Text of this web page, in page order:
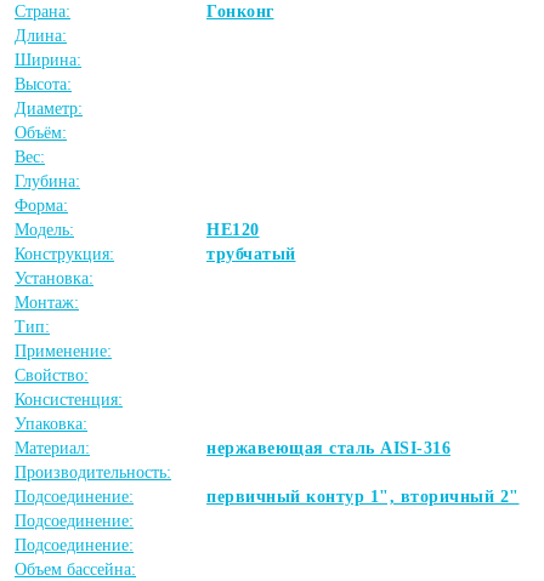
Страна:
Гонконг
Длина:
Ширина:
Высота:
Диаметр:
Объём:
Вес:
Глубина:
Форма:
Модель:
HE120
Конструкция:
трубчатый
Установка:
Монтаж:
Тип:
Применение:
Свойство:
Консистенция:
Упаковка:
Материал:
нержавеющая сталь AISI-316
Производительность:
Подсоединение:
первичный контур 1", вторичный 2"
Подсоединение:
Подсоединение:
Объем бассейна: